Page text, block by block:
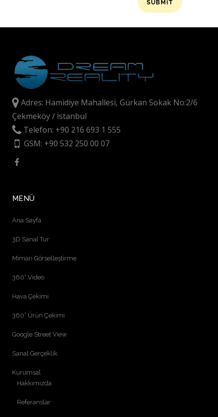
Adres: Hamidiye Mahallesi, Gürkan Sokak No:2/6
Çekmeköy / İstanbul
Telefon: +90 216 693 1 555
GSM: +90 532 250 00 07
MENÜ
Ana Sayfa
3D Sanal Tur
Mimari Görselleştirme
360° Video
Hava Çekimi
360° Ürün Çekimi
Google Street View
Sanal Gerçeklik
Kurumsal
Hakkımızda
Referanslar